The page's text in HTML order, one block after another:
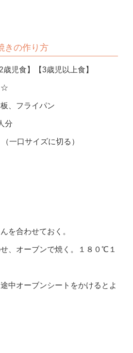
きの作り方
歳児食】【3歳児以上食】
☆
、フライパン
分
サイズに切る）
を合わせておく。
、オーブンで焼く。１８０℃１
中オーブンシートをかけるとよ